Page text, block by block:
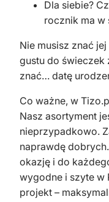
Dla siebie?
rocznik ma
Nie musisz znać
gustu do
znać… datę
Co ważne, w
Nasz asortyment
nieprzypadkowo.
naprawdę
okazję i do
wygodne i szyte w
projekt –